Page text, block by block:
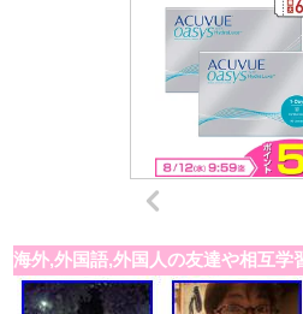
海外,外国語,外国人の友達や相互学